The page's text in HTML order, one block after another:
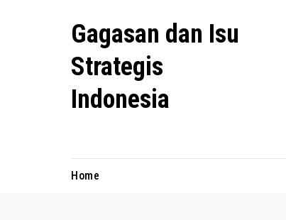
Gagasan dan Isu
Strategis
Indonesia
Home